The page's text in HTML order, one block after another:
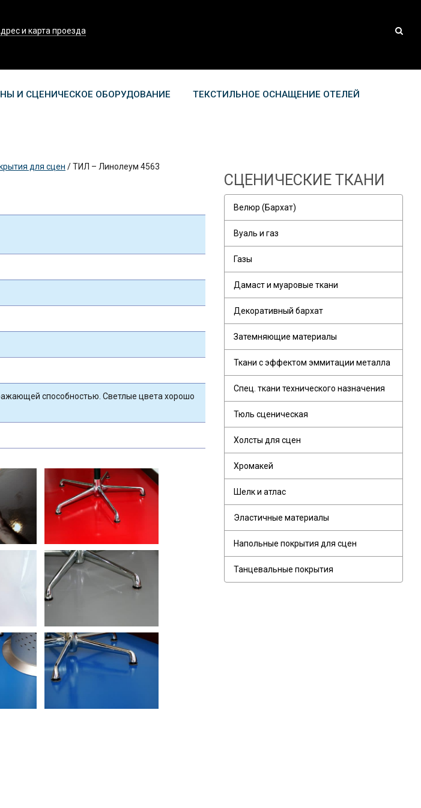
и карта проезда
И СЦЕНИЧЕСКОЕ ОБОРУДОВАНИЕ ТЕКСТИЛЬНОЕ ОСНАЩЕНИЕ ОТЕЛЕЙ
для сцен /TИЛ – Линолеум 4563
способностью. Светлые цвета хорошо
СЦЕНИЧЕСКИЕ ТКАНИ
Велюр (Бархат)
Вуаль и газ
Газы
Дамаст и муаровые ткани
Декоративный бархат
Затемняющие материалы
Ткани с эффектом эммитации металла
Спец. ткани технического назначения
Тюль сценическая
Холсты для сцен
Хромакей
Шелк и атлас
Эластичные материалы
Напольные покрытия для сцен
Танцевальные покрытия